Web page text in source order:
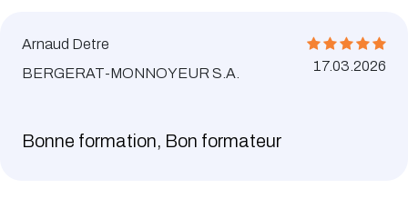
Arnaud Detre
BERGERAT-MONNOYEUR S.A.
17.03.2026
Bonne formation, Bon formateur